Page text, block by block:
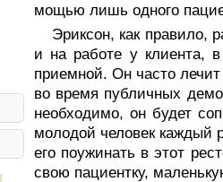
мощью лишь одного
Эриксон, как правило,
и на работе у клиента,
приемной. Он часто
во время публичных
необхо­димо, он будет
молодой человек каждый
его поужинать в этот
свою пациентку,